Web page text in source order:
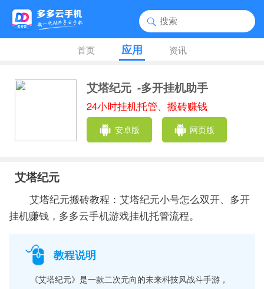
首页 应用 资讯
艾塔纪元 -多开挂机助手
24小时挂机托管、搬砖赚钱
安卓版 网页版
艾塔纪元
艾塔纪元搬砖教程：艾塔纪元小号怎么双开、多开
挂机赚钱，多多云手机游戏挂机托管流程。
教程说明
《艾塔纪元》是一款二次元向的未来科技风战斗手游，